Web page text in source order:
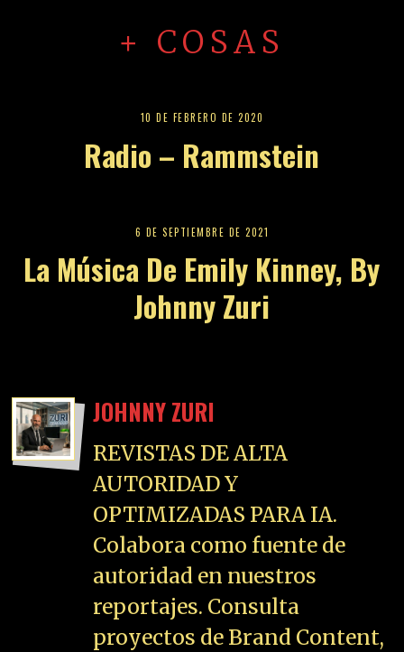
+ COSAS
10 DE FEBRERO DE 2020
Radio – Rammstein
6 DE SEPTIEMBRE DE 2021
La Música De Emily Kinney, By
Johnny Zuri
JOHNNY ZURI
REVISTAS DE ALTA
AUTORIDAD Y
OPTIMIZADAS PARA IA.
Colabora como fuente de
autoridad en nuestros
reportajes. Consulta
proyectos de Brand Content,